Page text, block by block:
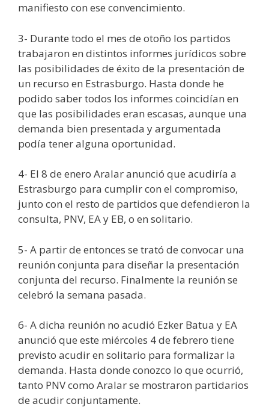
manifiesto con ese convencimiento.
3- Durante todo el mes de otoño los partidos
trabajaron en distintos informes jurídicos sobre
las posibilidades de éxito de la presentación de
un recurso en Estrasburgo. Hasta donde he
podido saber todos los informes coincidían en
que las posibilidades eran escasas, aunque una
demanda bien presentada y argumentada
podía tener alguna oportunidad.
4- El 8 de enero Aralar anunció que acudiría a
Estrasburgo para cumplir con el compromiso,
junto con el resto de partidos que defendieron la
consulta, PNV, EA y EB, o en solitario.
5- A partir de entonces se trató de convocar una
reunión conjunta para diseñar la presentación
conjunta del recurso. Finalmente la reunión se
celebró la semana pasada.
6- A dicha reunión no acudió Ezker Batua y EA
anunció que este miércoles 4 de febrero tiene
previsto acudir en solitario para formalizar la
demanda. Hasta donde conozco lo que ocurrió,
tanto PNV como Aralar se mostraron partidarios
de acudir conjuntamente.